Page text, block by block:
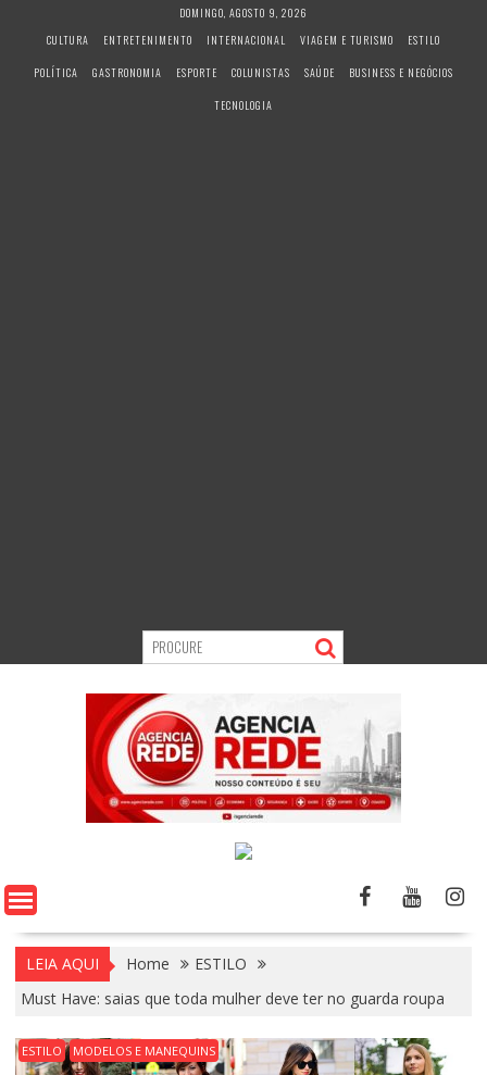
DOMINGO, AGOSTO 9, 2026
CULTURA
ENTRETENIMENTO INTERNACIONAL VIAGEM E TURISMO
ESTILO
POLÍTICA
GASTRONOMIA ESPORTE COLUNISTAS SAÚDE
BUSINESS E NEGÓCIOS
TECNOLOGIA
LEIA AQUI Home
ESTILO
Must Have: saias que toda mulher deve ter no guarda roupa
ESTILO MODELOS E MANEQUINS